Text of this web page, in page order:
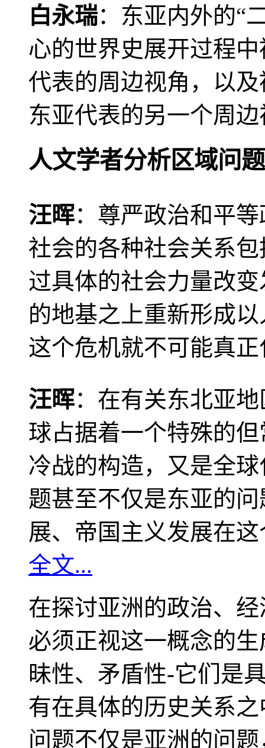
白永瑞：东亚内外的“
心的世界史展开过程
代表的周边视角，以
东亚代表的另一个周
人文学者分析区域问题
汪晖：尊严政治和平
社会的各种社会关系
过具体的社会力量改
的地基之上重新形成
这个危机就不可能真
汪晖：在有关东北亚
球占据着一个特殊的
冷战的构造，又是全
题甚至不仅是东亚的
展、帝国主义发展在
全文...
在探讨亚洲的政治、
必须正视这一概念的
昧性、矛盾性-它们是
有在具体的历史关系
问题不仅是亚洲的问